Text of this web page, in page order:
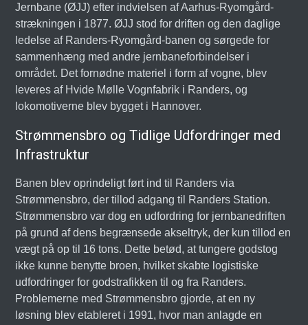
Jernbane (ØJJ) efter indvielsen af Aarhus-Ryomgård-
strækningen i 1877. ØJJ stod for driften og den daglige
ledelse af Randers-Ryomgård-banen og sørgede for
sammenhæng med andre jernbaneforbindelser i
området. Det fornødne materiel i form af vogne, blev
leveres af Hvide Mølle Vognfabrik i Randers, og
lokomotiverne blev bygget i Hannover.
Strømmensbro og Tidlige Udfordringer med
Infrastruktur
Banen blev oprindeligt ført ind til Randers via
Strømmensbro, der tillod adgang til Randers Station.
Strømmensbro var dog en udfordring for jernbanedriften
på grund af dens begrænsede akseltryk, der kun tillod en
vægt på op til 16 tons. Dette betød, at tungere godstog
ikke kunne benytte broen, hvilket skabte logistiske
udfordringer for godstrafikken til og fra Randers.
Problemerne med Strømmensbro gjorde, at en ny
løsning blev etableret i 1991, hvor man anlagde en